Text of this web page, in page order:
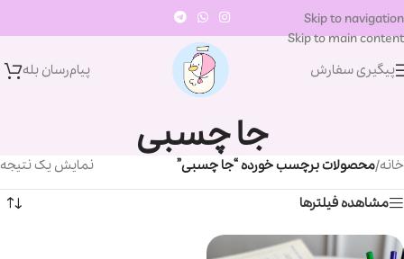
Skip to navigation
Skip to main content
پیگیری سفارش
پیام‌رسان‌ بله
جا چسبی
خانه/محصولات برچسب خورده “جا چسبی” نمایش یک نتیجه
مشاهده فیلترها